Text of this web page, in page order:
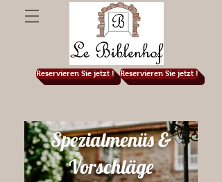
Reservieren Sie jetzt ! Reservieren Sie jetzt !
Spezialmenüs &
Vorschläge